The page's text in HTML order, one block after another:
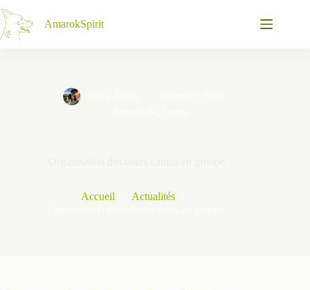
au
contenu
AmarokSpirit
Accueil
Actualités